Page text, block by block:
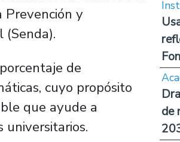
Prevención y
de
cuyo propósito
que ayude a
de